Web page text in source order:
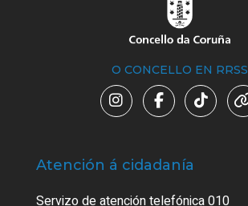
O CONCELLO EN RRSS
Atención á cidadanía
Servizo de atención telefónica 010